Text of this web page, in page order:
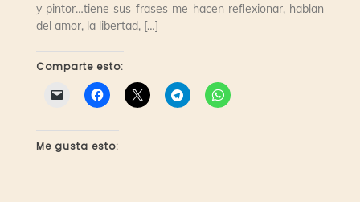
y pintor…tiene sus frases me hacen reflexionar, hablan
del amor, la libertad, […]
Comparte esto:
Me gusta esto: